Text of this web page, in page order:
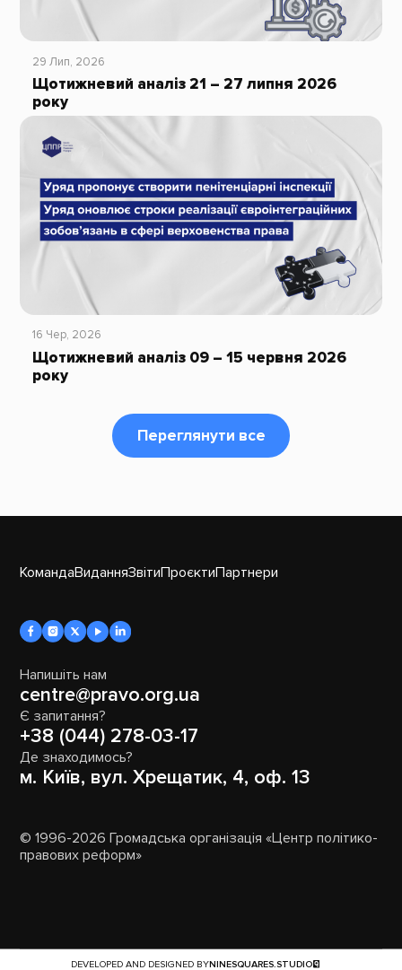
29 Лип, 2026
Щотижневий аналіз 21 – 27 липня 2026
року
16 Чер, 2026
Щотижневий аналіз 09 – 15 червня 2026
року
Переглянути все
КомандаВиданняЗвітиПроєктиПартнери
Напишіть нам
centre@pravo.org.ua
Є запитання?
+38 (044) 278-03-17
Де знаходимось?
м. Київ, вул. Хрещатик, 4, оф. 13
© 1996-2026 Громадська організація «Центр політико-
правових реформ»
DEVELOPED AND DESIGNED BYNINESQUARES.STUDIO